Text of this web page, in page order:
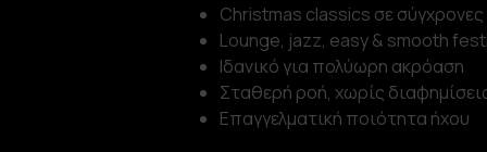
Christmas classics σε σύγχρονες
Lounge, jazz, easy & smooth
Ιδανικό για πολύωρη ακρόαση
Σταθερή ροή, χωρίς
Επαγγελματική ποιότητα ήχου